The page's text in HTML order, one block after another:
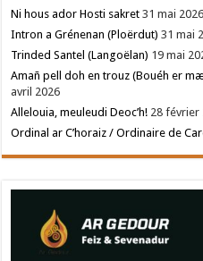
Ni hous ador Hosti sakret 31 mai 2026
Intron a Grénenan (Ploërdut) 31 mai
Trinded Santel (Langoëlan) 19 mai
Amañ pell doh en trouz (Bouéh er
avril 2026
Allelouia, meuleudi Deoc’h! 28 février
Ordinal ar C’horaiz / Ordinaire de